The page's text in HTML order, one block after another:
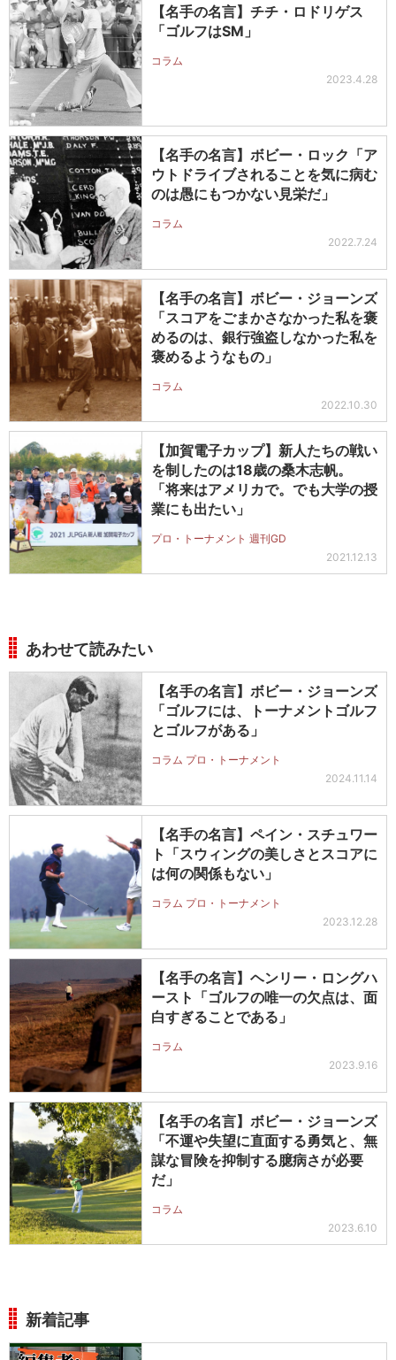
【名手の名言】チチ・ロドリゲス
「ゴルフはSM」
コラム
2023.4.28
【名手の名言】ボビー・ロック「ア
ウトドライブされることを気に病む
のは愚にもつかない見栄だ」
コラム
2022.7.24
【名手の名言】ボビー・ジョーンズ
「スコアをごまかさなかった私を褒
めるのは、銀行強盗しなかった私を
褒めるようなもの」
コラム
2022.10.30
【加賀電子カップ】新人たちの戦い
を制したのは18歳の桑木志帆。
「将来はアメリカで。でも大学の授
業にも出たい」
プロ・トーナメント 週刊GD
2021.12.13
あわせて読みたい
【名手の名言】ボビー・ジョーンズ
「ゴルフには、トーナメントゴルフ
とゴルフがある」
コラム プロ・トーナメント
2024.11.14
【名手の名言】ペイン・スチュワー
ト「スウィングの美しさとスコアに
は何の関係もない」
コラム プロ・トーナメント
2023.12.28
【名手の名言】ヘンリー・ロングハ
ースト「ゴルフの唯一の欠点は、面
白すぎることである」
コラム
2023.9.16
【名手の名言】ボビー・ジョーンズ
「不運や失望に直面する勇気と、無
謀な冒険を抑制する臆病さが必要
だ」
コラム
2023.6.10
新着記事